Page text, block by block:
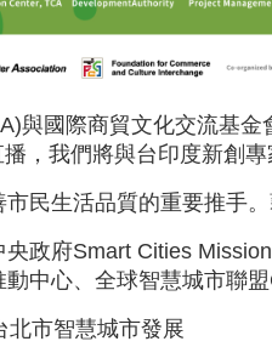
與國際商貿文化交流基金
播，我們將與台印度新創
民生活品質的重要推手
政府Smart Cities
中心、全球智慧城市聯
北市智慧城市發展